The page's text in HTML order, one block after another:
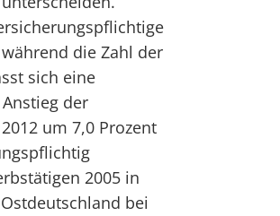
die Zahl der
sich eine
der
um 7,0 Prozent
2005 in
bei